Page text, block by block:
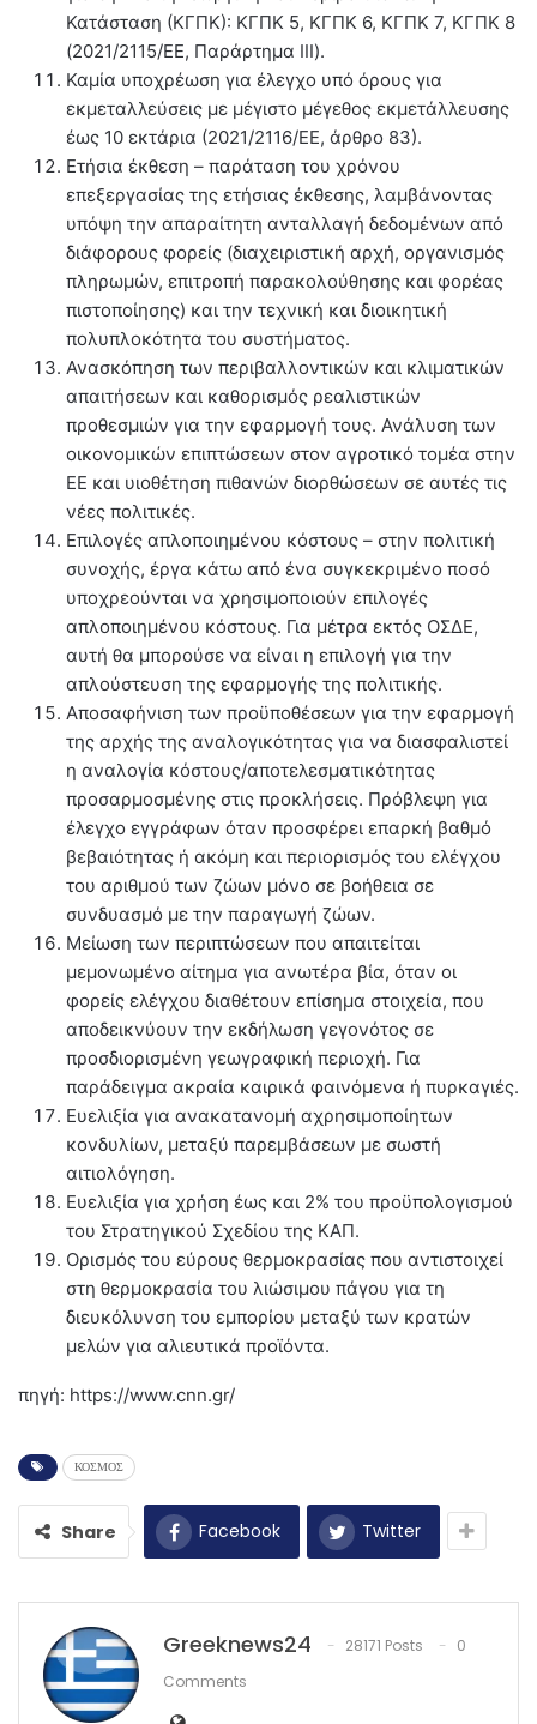
Κατάσταση (ΚΓΠΚ): ΚΓΠΚ 5, ΚΓΠΚ 6, ΚΓΠΚ 7, ΚΓΠΚ 8
(2021/2115/ΕΕ, Παράρτημα III).
Καμία υποχρέωση για έλεγχο υπό όρους για
εκμεταλλεύσεις με μέγιστο μέγεθος εκμετάλλευσης
έως 10 εκτάρια (2021/2116/ΕΕ, άρθρο 83).
Ετήσια έκθεση – παράταση του χρόνου
επεξεργασίας της ετήσιας έκθεσης, λαμβάνοντας
υπόψη την απαραίτητη ανταλλαγή δεδομένων από
διάφορους φορείς (διαχειριστική αρχή, οργανισμός
πληρωμών, επιτροπή παρακολούθησης και φορέας
πιστοποίησης) και την τεχνική και διοικητική
πολυπλοκότητα του συστήματος.
Ανασκόπηση των περιβαλλοντικών και κλιματικών
απαιτήσεων και καθορισμός ρεαλιστικών
προθεσμιών για την εφαρμογή τους. Ανάλυση των
οικονομικών επιπτώσεων στον αγροτικό τομέα στην
ΕΕ και υιοθέτηση πιθανών διορθώσεων σε αυτές τις
νέες πολιτικές.
Επιλογές απλοποιημένου κόστους – στην πολιτική
συνοχής, έργα κάτω από ένα συγκεκριμένο ποσό
υποχρεούνται να χρησιμοποιούν επιλογές
απλοποιημένου κόστους. Για μέτρα εκτός ΟΣΔΕ,
αυτή θα μπορούσε να είναι η επιλογή για την
απλούστευση της εφαρμογής της πολιτικής.
Αποσαφήνιση των προϋποθέσεων για την εφαρμογή
της αρχής της αναλογικότητας για να διασφαλιστεί
η αναλογία κόστους/αποτελεσματικότητας
προσαρμοσμένης στις προκλήσεις. Πρόβλεψη για
έλεγχο εγγράφων όταν προσφέρει επαρκή βαθμό
βεβαιότητας ή ακόμη και περιορισμός του ελέγχου
του αριθμού των ζώων μόνο σε βοήθεια σε
συνδυασμό με την παραγωγή ζώων.
Μείωση των περιπτώσεων που απαιτείται
μεμονωμένο αίτημα για ανωτέρα βία, όταν οι
φορείς ελέγχου διαθέτουν επίσημα στοιχεία, που
αποδεικνύουν την εκδήλωση γεγονότος σε
προσδιορισμένη γεωγραφική περιοχή. Για
παράδειγμα ακραία καιρικά φαινόμενα ή πυρκαγιές.
Ευελιξία για ανακατανομή αχρησιμοποίητων
κονδυλίων, μεταξύ παρεμβάσεων με σωστή
αιτιολόγηση.
Ευελιξία για χρήση έως και 2% του προϋπολογισμού
του Στρατηγικού Σχεδίου της ΚΑΠ.
Ορισμός του εύρους θερμοκρασίας που αντιστοιχεί
στη θερμοκρασία του λιώσιμου πάγου για τη
διευκόλυνση του εμπορίου μεταξύ των κρατών
μελών για αλιευτικά προϊόντα.
πηγή: https://www.cnn.gr/
ΚΟΣΜΟΣ
Share Facebook Twitter
Greeknews24 28171 Posts
0
Comments